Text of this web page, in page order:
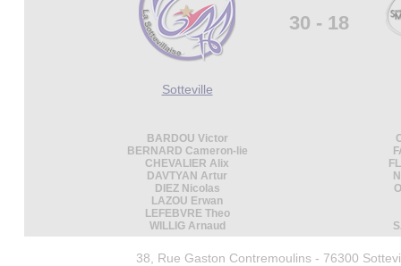
30 - 18
Sotteville
BARDOU Victor
BERNARD Cameron-lie
CHEVALIER Alix
DAVTYAN Artur
DIEZ Nicolas
LAZOU Erwan
LEFEBVRE Theo
WILLIG Arnaud
38, Rue Gaston Contremoulins - 76300